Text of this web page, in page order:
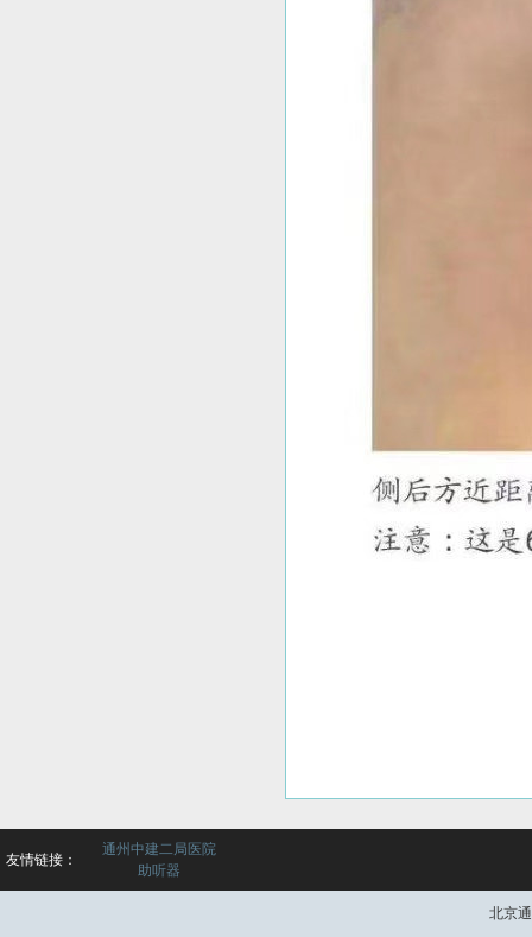
友情链接：
通州中建二局医院
助听器
北京